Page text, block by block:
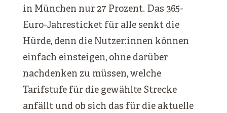
in München nur 27 Prozent. Das 365-
Euro-Jahresticket für alle senkt die
Hürde, denn die Nutzer:innen können
einfach einsteigen, ohne darüber
nachdenken zu müssen, welche
Tarifstufe für die gewählte Strecke
anfällt und ob sich das für die aktuelle